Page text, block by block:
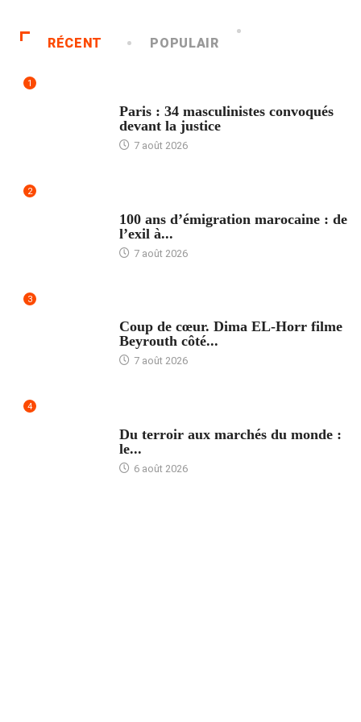
RÉCENT POPULAIR
1
Paris : 34 masculinistes convoqués
devant la justice
7 août 2026
2
100 ans d’émigration marocaine : de
l’exil à...
7 août 2026
3
Coup de cœur. Dima EL-Horr filme
Beyrouth côté...
7 août 2026
4
Du terroir aux marchés du monde :
le...
6 août 2026